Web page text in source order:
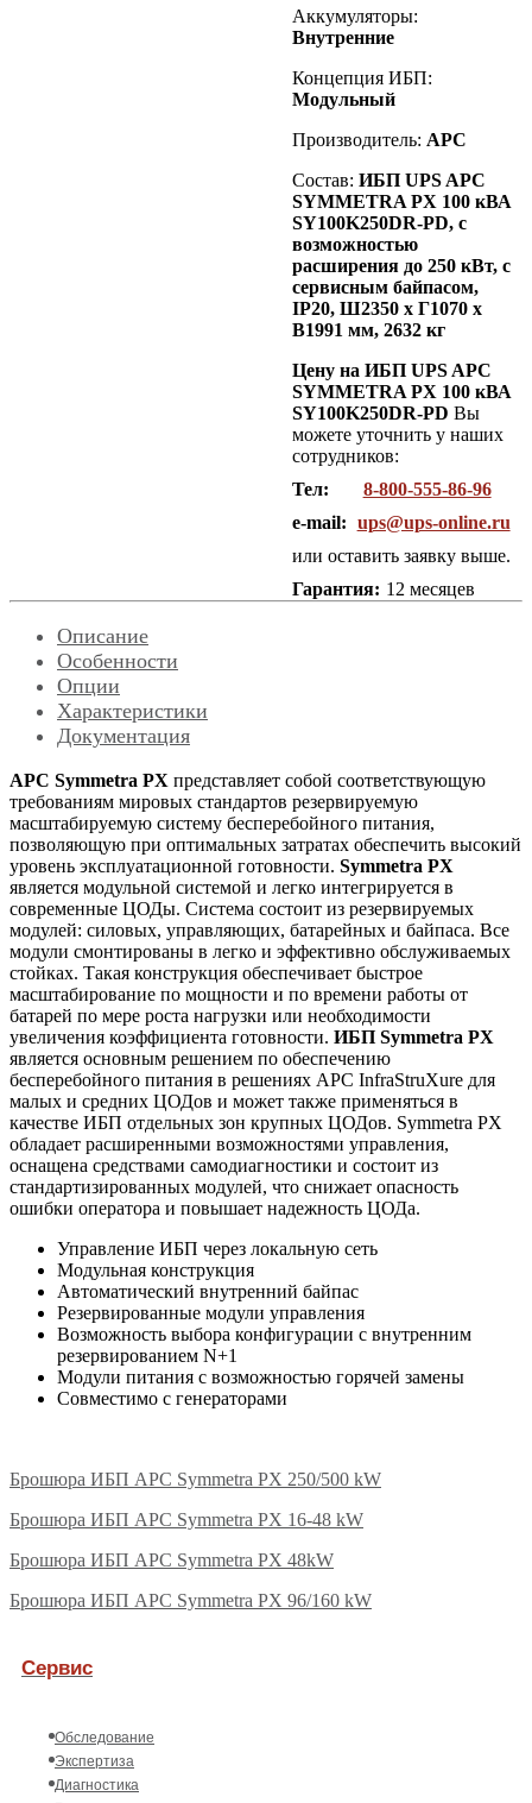
Аккумуляторы:
Внутренние
Концепция ИБП:
Модульный
Производитель: APC
Состав: ИБП UPS APC
SYMMETRA PX 100 кВА
SY100K250DR-PD, с
возможностью
расширения до 250 кВт, с
сервисным байпасом,
IP20,Ш2350 х Г1070 х
В1991 мм, 2632 кг
Цену на ИБП UPS APC
SYMMETRA PX 100 кВА
SY100K250DR-PD Вы
можете уточнить у наших
сотрудников:
Тел:
8-800-555-86-96
e-mail: ups@ups-online.ru
или оставить заявку выше.
Гарантия: 12 месяцев
Описание
Особенности
Опции
Характеристики
Документация
APC Symmetra PX представляет собой соответствующую
требованиям мировых стандартов резервируемую
масштабируемую систему бесперебойного питания,
позволяющую при оптимальных затратах обеспечить высокий
уровень эксплуатационной готовности. Symmetra PX
является модульной системой и легко интегрируется в
современные ЦОДы. Система состоит из резервируемых
модулей: силовых, управляющих, батарейных и байпаса. Все
модули смонтированы в легко и эффективно обслуживаемых
стойках. Такая конструкция обеспечивает быстрое
масштабирование по мощности и по времени работы от
батарей по мере роста нагрузки или необходимости
увеличения коэффициента готовности. ИБП Symmetra PX
является основным решением по обеспечению
бесперебойного питания в решениях APC InfraStruXure для
малых и средних ЦОДов и может также применяться в
качестве ИБП отдельных зон крупных ЦОДов. Symmetra PX
обладает расширенными возможностями управления,
оснащена средствами самодиагностики и состоит из
стандартизированных модулей, что снижает опасность
ошибки оператора и повышает надежность ЦОДа.
Управление ИБП через локальную сеть
Модульная конструкция
Автоматический внутренний байпас
Резервированные модули управления
Возможность выбора конфигурации с внутренним
резервированием N+1
Модули питания с возможностью горячей замены
Совместимо с генераторами
Брошюра ИБП APC Symmetra PX 250/500 kW
Брошюра ИБП APC Symmetra PX 16-48 kW
Брошюра ИБП APC Symmetra PX 48kW
Брошюра ИБП APC Symmetra PX 96/160 kW
Сервис
Обследование
Экспертиза
Диагностика